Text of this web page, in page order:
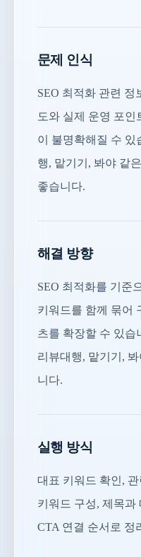
문제 인식
SEO 최적화 관련 정
도와 실제 운영 포
이 불명확해질 수 있
행, 맡기기, 봐야 같
좋습니다.
해결 방향
SEO 최적화를 기준
키워드를 함께 묶어
츠를 확장할 수 있습
리뷰대행, 맡기기,
니다.
실행 방식
대표 키워드 확인,
키워드 구성, 제목과
CTA 연결 순서로 정